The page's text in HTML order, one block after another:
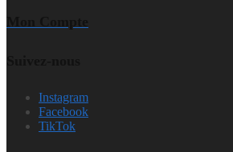
Instagram
Facebook
TikTok